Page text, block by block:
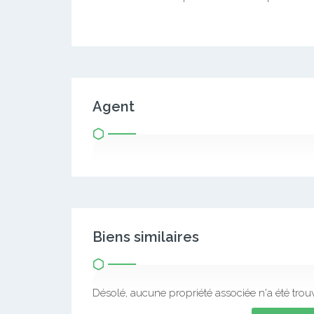
Agent
Biens similaires
Désolé, aucune propriété associée n'a été